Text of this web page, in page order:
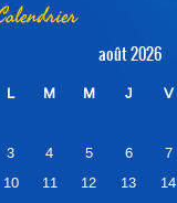
août 2026
L M M J V
3
4 5 6 7
10
11 12 13 14